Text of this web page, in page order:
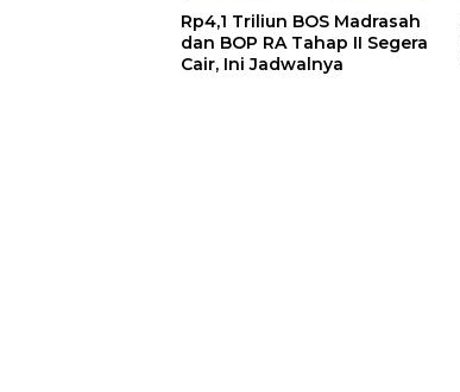
Rp4,1 Triliun BOS Madrasah
dan BOP RA Tahap II Segera
Cair, Ini Jadwalnya